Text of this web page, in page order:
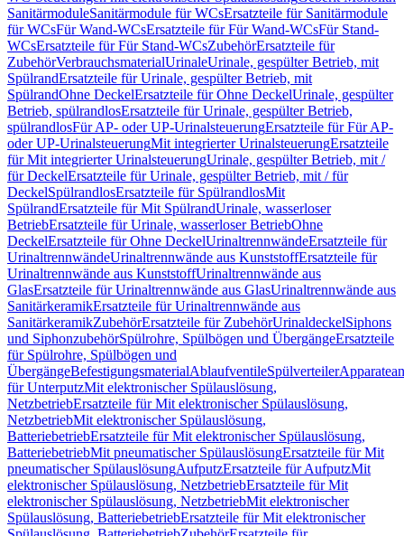
SanitärmoduleSanitärmodule für WCsErsatzteile für Sanitärmodule
für WCsFür Wand-WCsErsatzteile für Für Wand-WCsFür Stand-
WCsErsatzteile für Für Stand-WCsZubehörErsatzteile für
ZubehörVerbrauchsmaterialUrinaleUrinale, gespülter Betrieb, mit
SpülrandErsatzteile für Urinale, gespülter Betrieb, mit
SpülrandOhne DeckelErsatzteile für Ohne DeckelUrinale, gespülter
Betrieb, spülrandlosErsatzteile für Urinale, gespülter Betrieb,
spülrandlosFür AP- oder UP-UrinalsteuerungErsatzteile für Für AP-
oder UP-UrinalsteuerungMit integrierter UrinalsteuerungErsatzteile
für Mit integrierter UrinalsteuerungUrinale, gespülter Betrieb, mit /
für DeckelErsatzteile für Urinale, gespülter Betrieb, mit / für
DeckelSpülrandlosErsatzteile für SpülrandlosMit
SpülrandErsatzteile für Mit SpülrandUrinale, wasserloser
BetriebErsatzteile für Urinale, wasserloser BetriebOhne
DeckelErsatzteile für Ohne DeckelUrinaltrennwändeErsatzteile für
UrinaltrennwändeUrinaltrennwände aus KunststoffErsatzteile für
Urinaltrennwände aus KunststoffUrinaltrennwände aus
GlasErsatzteile für Urinaltrennwände aus GlasUrinaltrennwände aus
SanitärkeramikErsatzteile für Urinaltrennwände aus
SanitärkeramikZubehörErsatzteile für ZubehörUrinaldeckelSiphons
und SiphonzubehörSpülrohre, Spülbögen und ÜbergängeErsatzteile
für Spülrohre, Spülbögen und
ÜbergängeBefestigungsmaterialAblaufventileSpülverteiler
für UnterputzMit elektronischer Spülauslösung,
NetzbetriebErsatzteile für Mit elektronischer Spülauslösung,
NetzbetriebMit elektronischer Spülauslösung,
BatteriebetriebErsatzteile für Mit elektronischer Spülauslösung,
BatteriebetriebMit pneumatischer SpülauslösungErsatzteile für Mit
pneumatischer SpülauslösungAufputzErsatzteile für AufputzMit
elektronischer Spülauslösung, NetzbetriebErsatzteile für Mit
elektronischer Spülauslösung, NetzbetriebMit elektronischer
Spülauslösung, BatteriebetriebErsatzteile für Mit elektronischer